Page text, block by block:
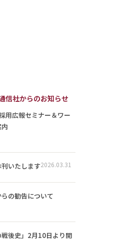
信社からのお知らせ
広報セミナー＆ワー
刊いたします2026.03.31
の勧告について
後史」2月10日より開